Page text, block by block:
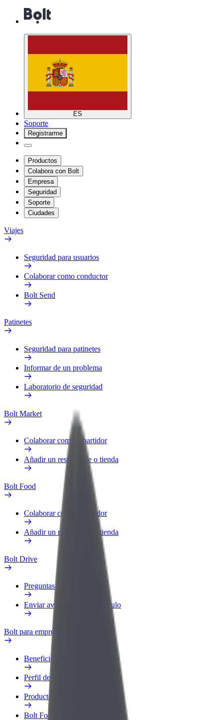
ES
Soporte
Registrarme
Productos
Colabora con Bolt
Empresa
Seguridad
Soporte
Ciudades
Viajes
Seguridad para usuarios
Colaborar como conductor
Bolt Send
Patinetes
Seguridad para patinetes
Informar de un problema
Laboratorio de seguridad
Bolt Market
Colaborar como repartidor
Añadir un restaurante o tienda
Bolt Food
Colaborar como repartidor
Añadir un restaurante o tienda
Bolt Drive
Preguntas frecuentes
Enviar aviso sobre un vehículo
Bolt para empresas
Beneficios
Perfil de trabajo
Productos
Bolt Food para empresas